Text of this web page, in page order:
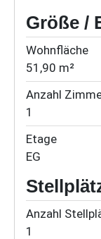
Größe /
Wohnfläche
51,90 m²
Anzahl
1
Etage
EG
Anzahl
1